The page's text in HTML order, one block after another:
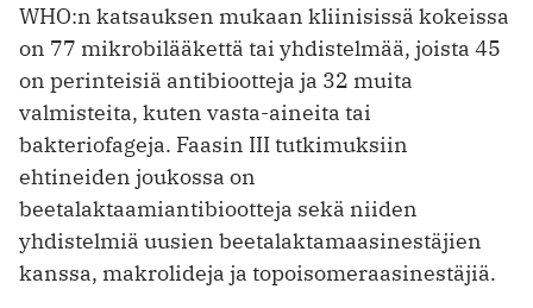
WHO:n katsauksen mukaan kliinisissä kokeissa
on 77 mikrobilääkettä tai yhdistelmää, joista 45
on perinteisiä antibiootteja ja 32 muita
valmisteita, kuten vasta-aineita tai
bakteriofageja. Faasin III tutkimuksiin
ehtineiden joukossa on
beetalaktaamiantibiootteja sekä niiden
yhdistelmiä uusien beetalaktamaasinestäjien
kanssa, makrolideja ja topoisomeraasinestäjiä.